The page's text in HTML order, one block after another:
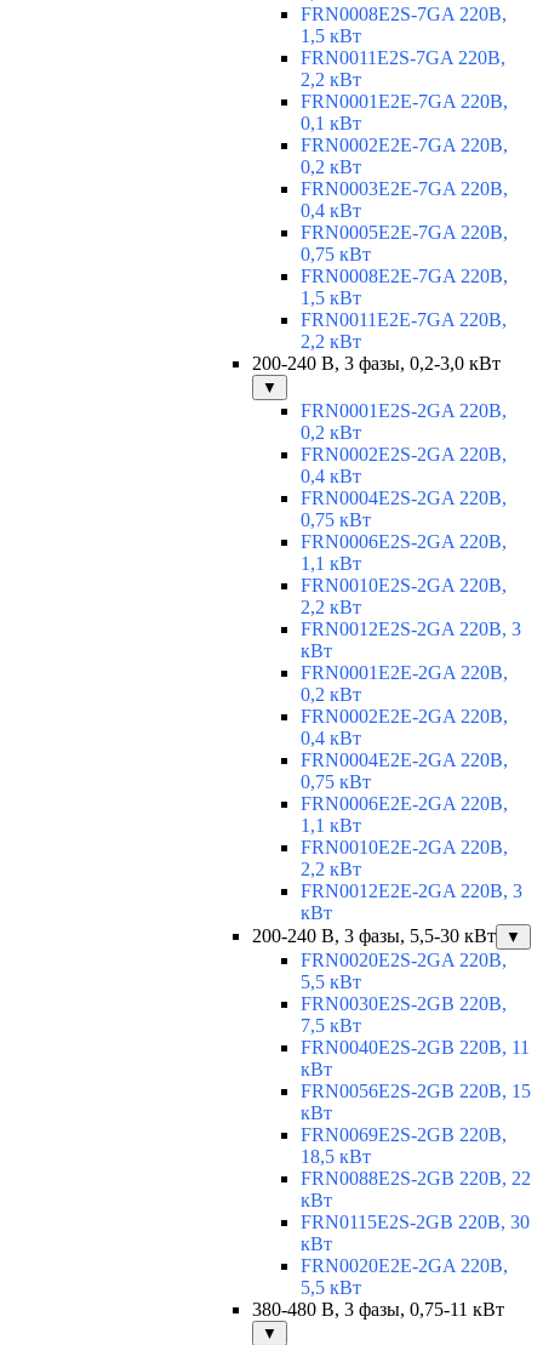
FRN0008E2S-7GA 220В,
1,5 кВт
FRN0011E2S-7GA 220В,
2,2 кВт
FRN0001E2E-7GA 220В,
0,1 кВт
FRN0002E2E-7GA 220В,
0,2 кВт
FRN0003E2E-7GA 220В,
0,4 кВт
FRN0005E2E-7GA 220В,
0,75 кВт
FRN0008E2E-7GA 220В,
1,5 кВт
FRN0011E2E-7GA 220В,
2,2 кВт
200-240 В, 3 фазы, 0,2-3,0 кВт
▼
FRN0001E2S-2GA 220В,
0,2 кВт
FRN0002E2S-2GA 220В,
0,4 кВт
FRN0004E2S-2GA 220В,
0,75 кВт
FRN0006E2S-2GA 220В,
1,1 кВт
FRN0010E2S-2GA 220В,
2,2 кВт
FRN0012E2S-2GA 220В, 3
кВт
FRN0001E2E-2GA 220В,
0,2 кВт
FRN0002E2E-2GA 220В,
0,4 кВт
FRN0004E2E-2GA 220В,
0,75 кВт
FRN0006E2E-2GA 220В,
1,1 кВт
FRN0010E2E-2GA 220В,
2,2 кВт
FRN0012E2E-2GA 220В, 3
кВт
200-240 В, 3 фазы, 5,5-30 кВт
▼
FRN0020E2S-2GA 220В,
5,5 кВт
FRN0030E2S-2GB 220В,
7,5 кВт
FRN0040E2S-2GB 220В, 11
кВт
FRN0056E2S-2GB 220В, 15
кВт
FRN0069E2S-2GB 220В,
18,5 кВт
FRN0088E2S-2GB 220В, 22
кВт
FRN0115E2S-2GB 220В, 30
кВт
FRN0020E2E-2GA 220В,
5,5 кВт
380-480 В, 3 фазы, 0,75-11 кВт
▼